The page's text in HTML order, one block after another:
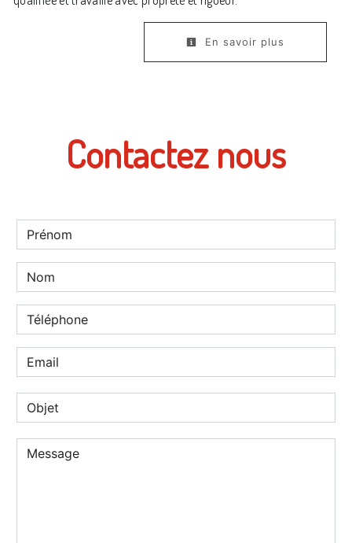
En savoir plus
Contactez nous